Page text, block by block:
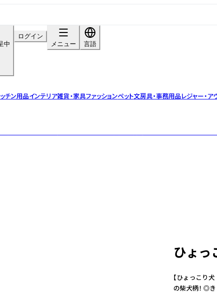
中
ログイン
メニュー
言語
チン用品インテリア雑貨・家具ファッションペット文房具・事務用品レジャー・ア
ひょ
【ひょっこり
の柴犬柄！ ◎